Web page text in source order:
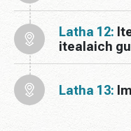
Latha 12:
itealaich
Latha 13: